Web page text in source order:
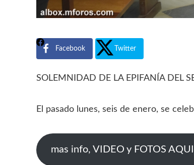
Facebook Twitter
SOLEMNIDAD DE LA EPIFANÍA DEL
El pasado lunes, seis de enero, se
mas info, VIDEO y FOTOS